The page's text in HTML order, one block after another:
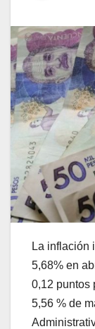
La inflación
5,68% en
0,12 puntos
5,56 % de